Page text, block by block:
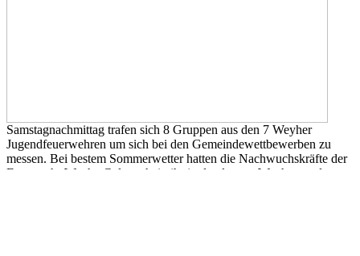
Samstagnachmittag trafen sich 8 Gruppen aus den 7 Weyher
Jugendfeuerwehren um sich bei den Gemeindewettbewerben zu
messen. Bei bestem Sommerwetter hatten die Nachwuchskräfte der
Feuerwehr Weyhe Gelegenheit, ihr in den letzten Wochen und